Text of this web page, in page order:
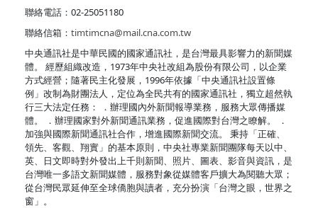
聯絡電話：02-25051180
聯絡信箱： timtimcna@mail.cna.com.tw
中央通訊社是中華民國的國家通訊社，是台灣最具影響力的新聞媒
體。 經歷組織改造，1973年中央社改組為股份有限公司，以企業
方式經營；隨著民主化發展，1996年依據「中央通訊社設置條
例」改制為財團法人，定位為全民共有的國家通訊社，獨立超然執
行三大法定任務： ．辦理國內外新聞報導業務，服務大眾傳播媒
體。 ．辦理國家對外新聞通訊業務，促進國際對台灣之瞭解。 ．
加強與國際新聞通訊社合作，增進國際新聞交流。 秉持「正確、
領先、客觀、翔實」的基本原則，中央社專業新聞團隊每天以中、
英、日文即時對外發出上千則新聞、照片、圖表、影音與資訊，是
台灣唯一多語文新聞媒體，服務對象從媒體客戶擴大為閱聽大眾；
從台灣民眾延伸至全球僑胞與讀者，充分扮演「台灣之眼，世界之
窗」。